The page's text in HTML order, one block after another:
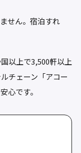
せん。宿泊すれ
以上で3,500軒以上
チェーン「アコー
心です。